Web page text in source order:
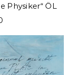
Physiker“ ÖL